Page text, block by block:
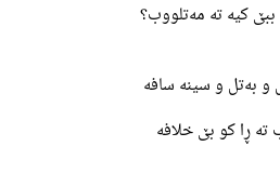
کیە تە مەتلووب؟
بەتل و سینە سافە
ڕا کو بێ خلافە